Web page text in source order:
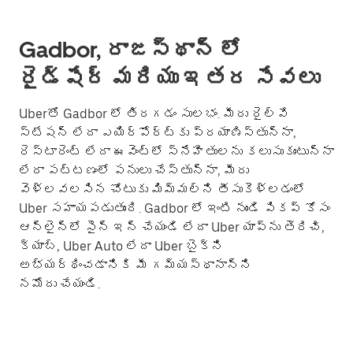
Gadbor, రాజస్థాన్ లో
రైడ్‌షేర్ మరియు ఇతర సేవలు
Uberతో Gadbor లో తిరగడం సులభం. మీరు రైల్వే
స్టేషన్ లేదా ఎయిర్‌పోర్ట్‌కు ప్రయాణిస్తున్నా,
రెస్టారెంట్ లేదా ఈవెంట్లో స్నేహితులను కలుసుకుంటున్నా
లేదా పట్టణంలో పనులు చేస్తున్నా, మీరు
వెళ్లవలసిన చోటుకు మిమ్మల్ని తీసుకెళ్లడంలో
Uber సహాయపడుతుంది. Gadbor లో ఇంటి నుండి పికప్ కోసం
ఆన్‌లైన్‌లో సైన్ ఇన్ చేయండి లేదా Uber యాప్‌ను తెరిచి,
క్యాబ్, Uber Auto లేదా Uber బైక్‌ని
అభ్యర్థించడానికి మీ గమ్యస్థానాన్ని
నమోదు చేయండి.